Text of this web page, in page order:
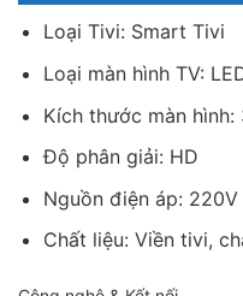
ràng hơn và phù hợp
Loại Tivi: Smart Tivi
Loại màn hình TV:
Kích thước màn hình:
Độ phân giải: HD
Nguồn điện áp:
Chất liệu: Viền tivi,